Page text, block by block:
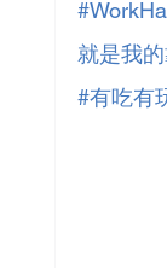
就是我
#有吃有